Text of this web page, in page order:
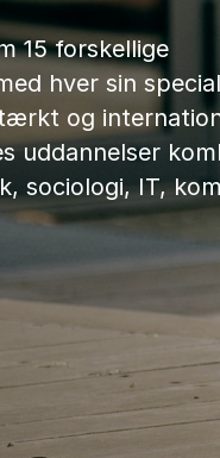
15 forskellige
hver sin
og
uddannelser
sociologi, IT,